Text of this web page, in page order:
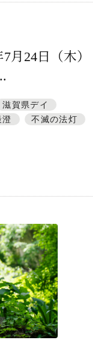
月24日（木）
滋賀県デイ
澄 不滅の法灯